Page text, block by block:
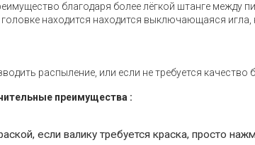
благодаря более лёгкой штанге между
находится находится выключающаяся
распыление, или если не требуется
преимущества :
если валику требуется краска, просто